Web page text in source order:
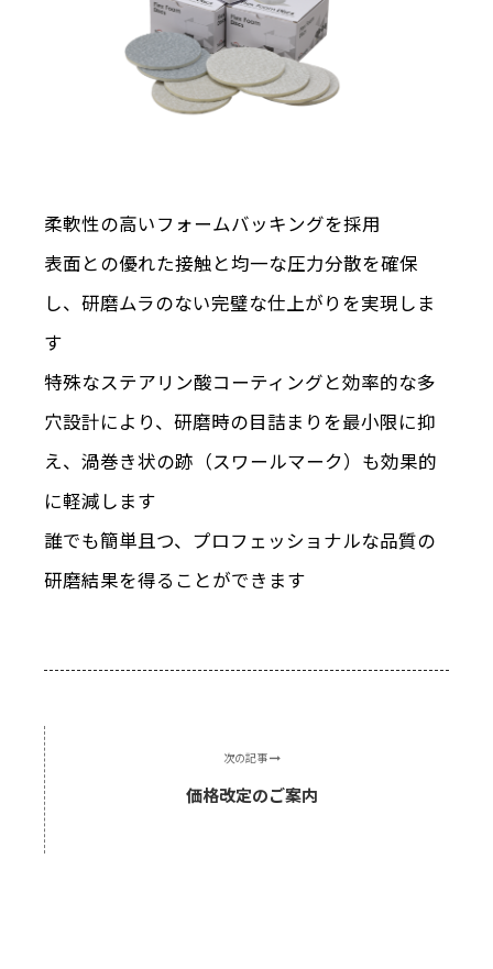
柔軟性の高いフォームバッキングを採用
表面との優れた接触と均一な圧力分散を確保
し、研磨ムラのない完璧な仕上がりを実現しま
す
特殊なステアリン酸コーティングと効率的な多
穴設計により、研磨時の目詰まりを最小限に抑
え、渦巻き状の跡（スワールマーク）も効果的
に軽減します
誰でも簡単且つ、プロフェッショナルな品質の
研磨結果を得ることができます
次の記事
価格改定のご案内